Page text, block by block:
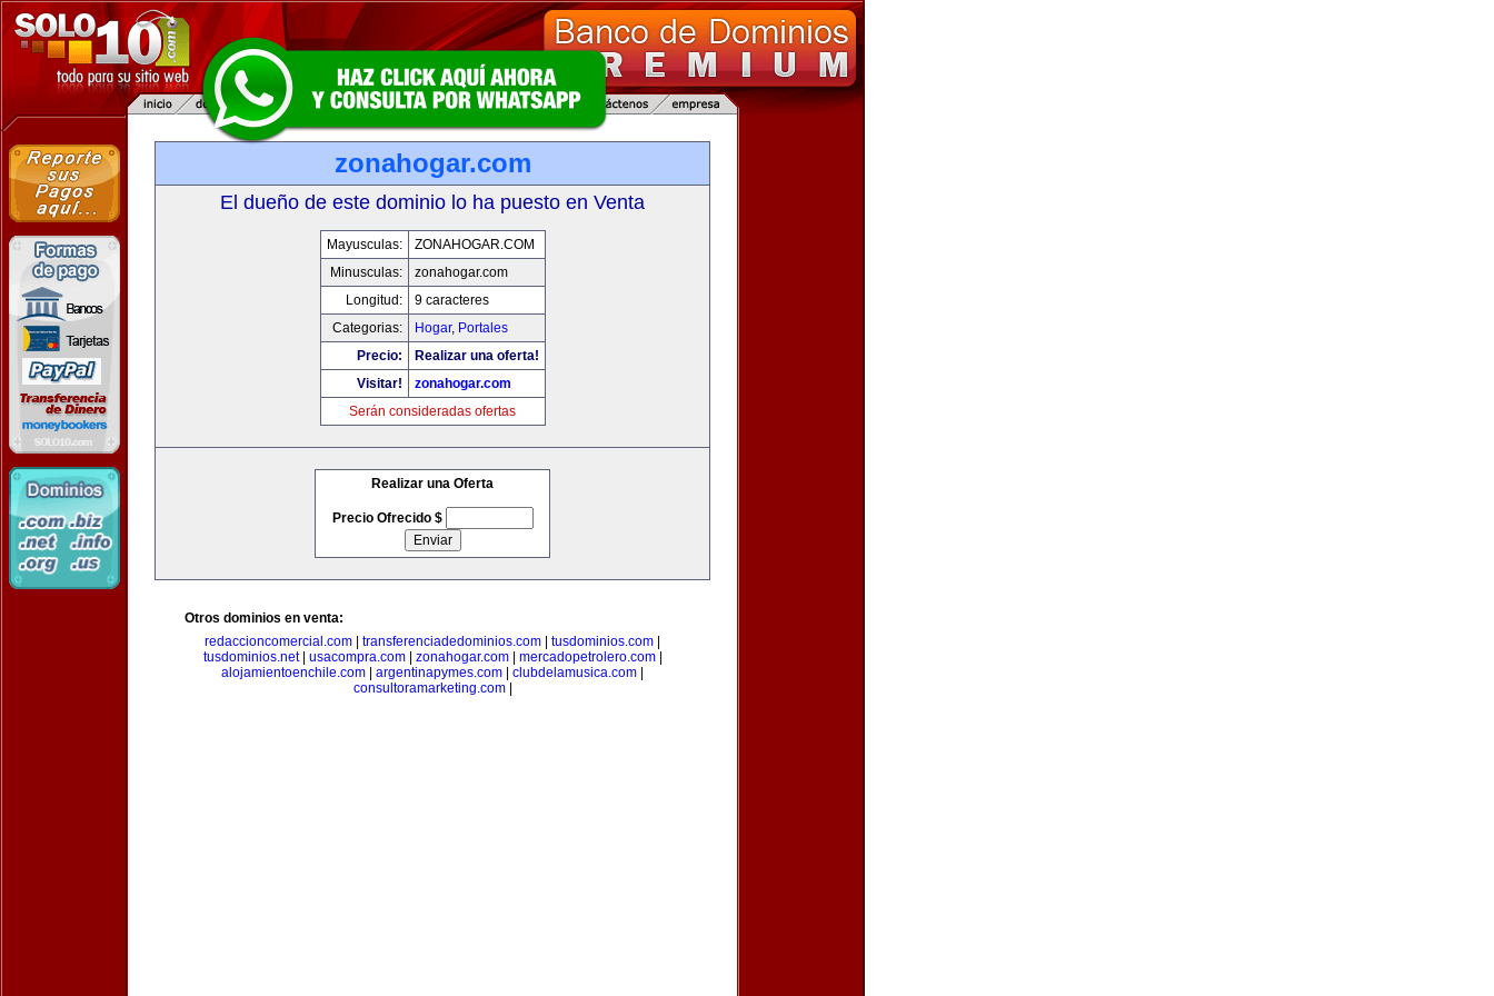
zonahogar.com
El dueño de este dominio lo ha puesto en Venta
Mayusculas:
ZONAHOGAR.COM
Minusculas:
zonahogar.com
Longitud:
9 caracteres
Categorias:
Hogar, Portales
Precio:
Realizar una oferta!
Visitar!
zonahogar.com
Serán consideradas ofertas
Realizar una Oferta
Precio Ofrecido $
Otros dominios en venta:
redaccioncomercial.com
transferenciadedominios.com tusdominios.com
tusdominios.net| usacompra.com| zonahogar.com| mercadopetrolero.com|
alojamientoenchile.com
argentinapymes.com clubdelamusica.com
consultoramarketing.com|